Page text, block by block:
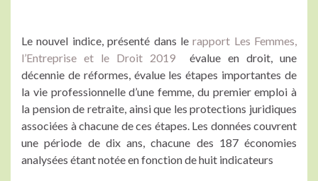
Le nouvel indice, présenté dans lerapport Les Femmes,
l’Entreprise et le Droit 2019 évalue en droit, une
décennie de réformes, évalue les étapes importantes de
la vie professionnelle d’une femme, du premier emploi à
la pension de retraite, ainsi que les protections juridiques
associées à chacune de ces étapes. Les données couvrent
une période de dix ans, chacune des 187 économies
analysées étant notée en fonction de huit indicateurs